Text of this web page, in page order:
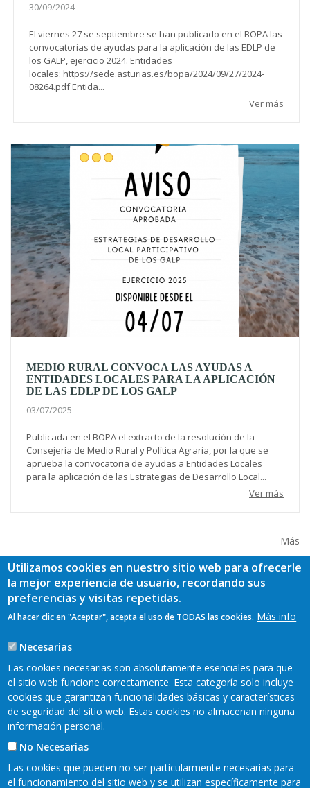
30/09/2024
El viernes 27 se septiembre se han publicado en el BOPA las
convocatorias de ayudas para la aplicación de las EDLP de
los GALP, ejercicio 2024. Entidades
locales: https://sede.asturias.es/bopa/2024/09/27/2024-
08264.pdf Entida...
Ver más
MEDIO RURAL CONVOCA LAS AYUDAS A
ENTIDADES LOCALES PARA LA APLICACIÓN
DE LAS EDLP DE LOS GALP
03/07/2025
Publicada en el BOPA el extracto de la resolución de la
Consejería de Medio Rural y Política Agraria, por la que se
aprueba la convocatoria de ayudas a Entidades Locales
para la aplicación de las Estrategias de Desarrollo Local...
Ver más
Más
Utilizamos cookies en nuestro sitio web para ofrecerle
la mejor experiencia de usuario, recordando sus
preferencias y visitas repetidas.
Al hacer clic en "Aceptar", acepta el uso de TODAS las cookies. Más info
Necesarias
Las cookies necesarias son absolutamente esenciales para que
el sitio web funcione correctamente. Esta categoría solo incluye
cookies que garantizan funcionalidades básicas y características
de seguridad del sitio web. Estas cookies no almacenan ninguna
información personal.
No Necesarias
Las cookies que pueden no ser particularmente necesarias para
el funcionamiento del sitio web y se utilizan específicamente para